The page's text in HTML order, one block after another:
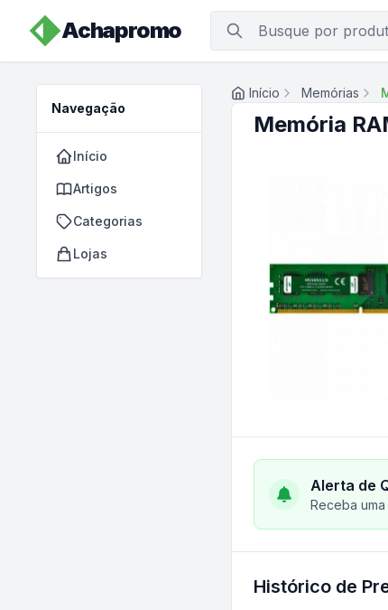
Achapromo
Navegação
Início
Artigos
Categorias
Lojas
Início Memórias
Memória
Alerta de
Receba
Histórico de